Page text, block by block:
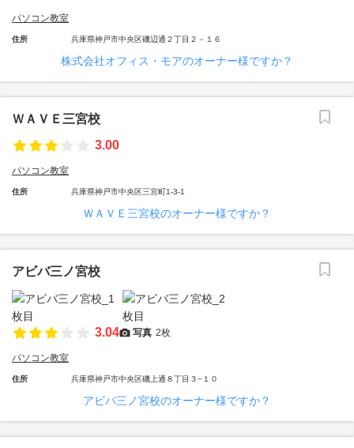
パソコン教室
住所 兵庫県神戸市中央区磯辺通２丁目２－１６
株式会社オフィス・モアのオーナー様ですか？
ＷＡＶＥ三宮校
3.00
パソコン教室
住所 兵庫県神戸市中央区三宮町1-3-1
ＷＡＶＥ三宮校のオーナー様ですか？
アビバ三ノ宮校
3.04 写真 2枚
パソコン教室
住所 兵庫県神戸市中央区磯上通８丁目３−１０
アビバ三ノ宮校のオーナー様ですか？